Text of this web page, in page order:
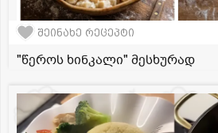
შეინახე რეცეპტი
"წეროს ხინკალი" მესხურად